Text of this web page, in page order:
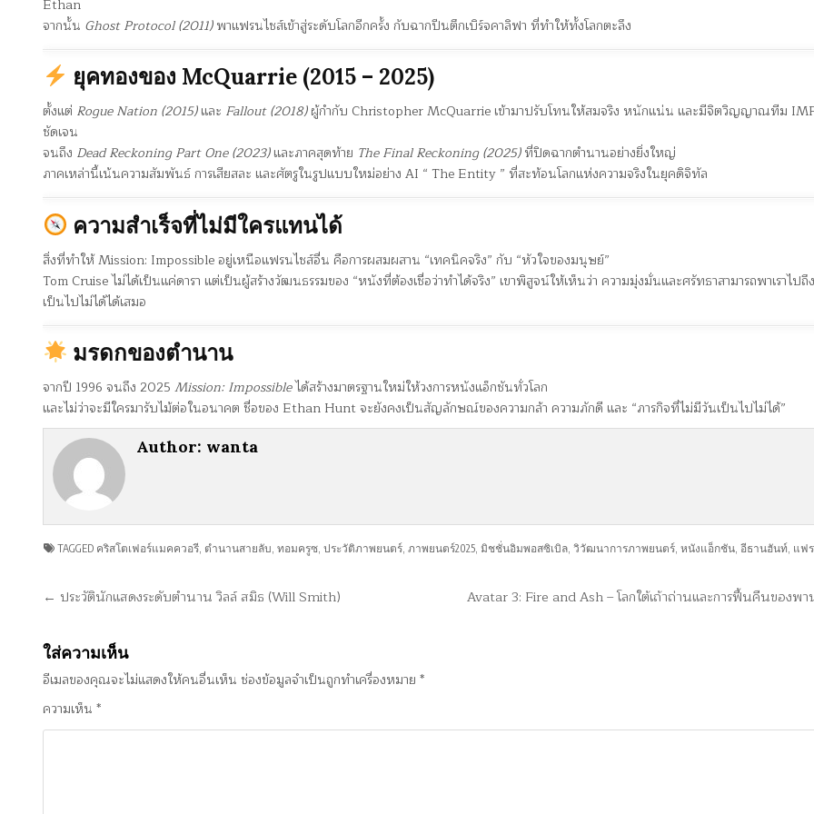
Ethan
จากนั้น Ghost Protocol (2011)พาแฟรนไชส์เข้าสู่ระดับโลกอีกครั้ง กับฉากปีนตึกเบิร์จคาลิฟา ที่ทำให้ทั้งโลกตะลึง
ยุคทองของ McQuarrie (2015 – 2025)
ตั้งแต่ Rogue Nation (2015)และ Fallout (2018)ผู้กำกับ Christopher McQuarrie เข้ามาปรับโทนให้สมจริง หนักแน่น และมีจิตวิญญาณทีม
ชัดเจน
จนถึง Dead Reckoning Part One (2023)และภาคสุดท้าย The Final Reckoning (2025)ที่ปิดฉากตำนานอย่างยิ่งใหญ่
ภาคเหล่านี้เน้นความสัมพันธ์ การเสียสละ และศัตรูในรูปแบบใหม่อย่าง AI “ The Entity ” ที่สะท้อนโลกแห่งความจริงในยุคดิจิทัล
ความสำเร็จที่ไม่มีใครแทนได้
สิ่งที่ทำให้ Mission: Impossible อยู่เหนือแฟรนไชส์อื่น คือการผสมผสาน “เทคนิคจริง” กับ “หัวใจของมนุษย์”
Tom Cruise ไม่ได้เป็นแค่ดารา แต่เป็นผู้สร้างวัฒนธรรมของ “หนังที่ต้องเชื่อว่าทำได้จริง” เขาพิสูจน์ให้เห็นว่า ความมุ่งมั่นและศรัทธาสามารถพาเราไปถึ
เป็นไปไม่ได้ได้เสมอ
มรดกของตำนาน
จากปี 1996 จนถึง 2025 Mission: Impossibleได้สร้างมาตรฐานใหม่ให้วงการหนังแอ็กชันทั่วโลก
และไม่ว่าจะมีใครมารับไม้ต่อในอนาคต ชื่อของ Ethan Hunt จะยังคงเป็นสัญลักษณ์ของความกล้า ความภักดี และ “ภารกิจที่ไม่มีวันเป็นไปไม่ได้”
Author: wanta
TAGGED คริสโตเฟอร์แมคควอรี, ตำนานสายลับ ทอมครูซ, ประวัติภาพยนตร์, ภาพยนตร์2025, มิชชั่นอิมพอสซิเบิล, วิวัฒนาการภาพยนตร์, หนังแอ็กชัน, อีธานฮันท์ แฟ
แนะแนว Avatar 3: Fire and Ash – โลกใต้เถ้าถ่านและการฟื้นคืนของพา
← ประวัตินักแสดงระดับตำนาน วิลล์ สมิธ (Will Smith)
ใส่ความเห็น
อีเมลของคุณจะไม่แสดงให้คนอื่นเห็น ช่องข้อมูลจำเป็นถูกทำเครื่องหมาย *
ความเห็น *